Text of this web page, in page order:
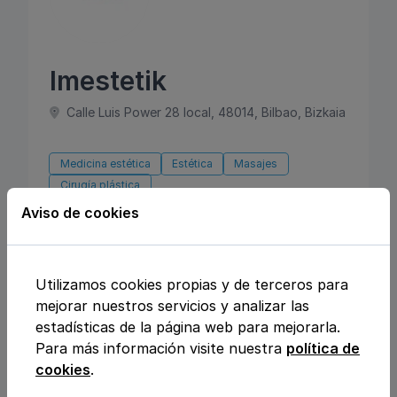
Imestetik
Calle Luis Power 28 local, 48014, Bilbao, Bizkaia
Medicina estética Estética
Masajes
Cirugía plástica
Consulta por videollamada
Aviso de cookies
Utilizamos cookies propias y de terceros para
mejorar nuestros servicios y analizar las
estadísticas de la página web para mejorarla.
Para más información visite nuestra política de
cookies.